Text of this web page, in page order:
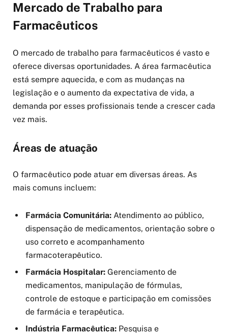
Mercado de Trabalho para
Farmacêuticos
O mercado de trabalho para farmacêuticos é vasto e
oferece diversas oportunidades. A área farmacêutica
está sempre aquecida, e com as mudanças na
legislação e o aumento da expectativa de vida, a
demanda por esses profissionais tende a crescer cada
vez mais.
Áreas de atuação
O farmacêutico pode atuar em diversas áreas. As
mais comuns incluem:
Farmácia Comunitária: Atendimento ao público,
dispensação de medicamentos, orientação sobre o
uso correto e acompanhamento
farmacoterapêutico.
Farmácia Hospitalar: Gerenciamento de
medicamentos, manipulação de fórmulas,
controle de estoque e participação em comissões
de farmácia e terapêutica.
Indústria Farmacêutica: Pesquisa e